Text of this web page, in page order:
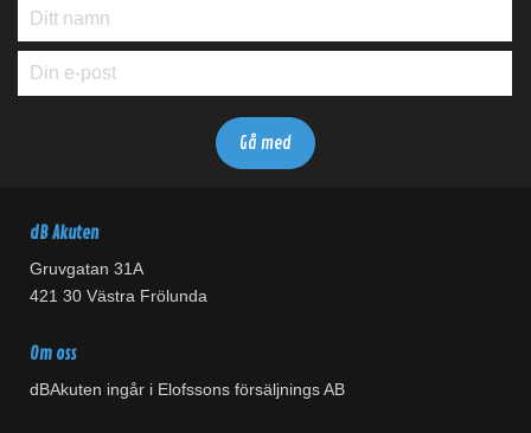
dB Akuten
Gruvgatan 31A
421 30 Västra Frölunda
Om oss
dBAkuten ingår i Elofssons försäljnings AB